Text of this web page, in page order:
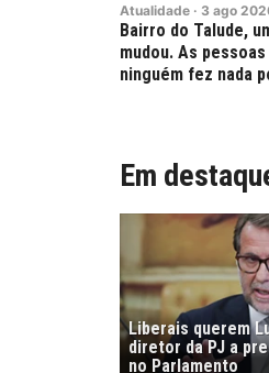
Atualidade · 3 ago
Bairro do Talude,
mudou. As
ninguém fez nada
Em
Liberais querem
diretor da PJ a
no Parlamento